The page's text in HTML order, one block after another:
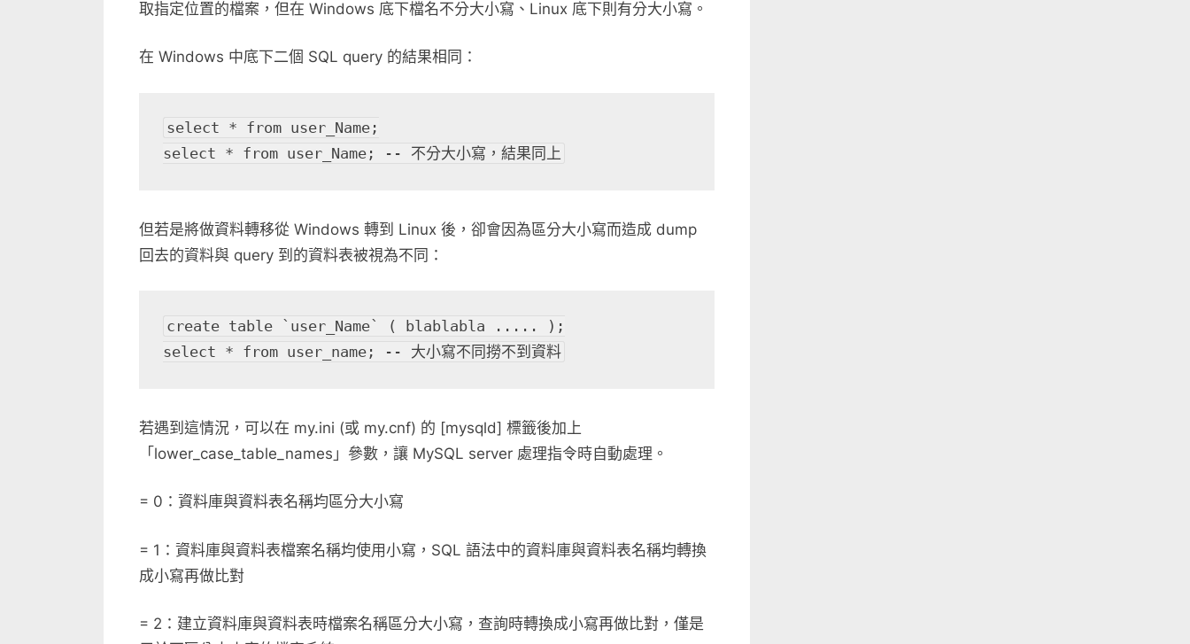
Insensitive
Table
取指定位置的檔案，但在 Windows 底下檔名不分大小寫、Linux 底下則有分大小寫。
在 Windows 中底下二個 SQL query 的結果相同：
select * from user_Name;
select * from user_Name; -- 不分大小寫，結果同上
但若是將做資料轉移從 Windows 轉到 Linux 後，卻會因為區分大小寫而造成 dump
回去的資料與 query 到的資料表被視為不同：
create table `user_Name` ( blablabla ..... );
select * from user_name; -- 大小寫不同撈不到資料
若遇到這情況，可以在 my.ini (或 my.cnf) 的 [mysqld] 標籤後加上
「lower_case_table_names」參數，讓 MySQL server 處理指令時自動處理。
= 0：資料庫與資料表名稱均區分大小寫
= 1：資料庫與資料表檔案名稱均使用小寫，SQL 語法中的資料庫與資料表名稱均轉換
成小寫再做比對
= 2：建立資料庫與資料表時檔案名稱區分大小寫，查詢時轉換成小寫再做比對，僅是